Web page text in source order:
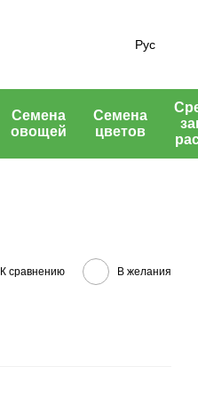
Рус
Семена
овощей
Семена
цветов
К сравнению В желания